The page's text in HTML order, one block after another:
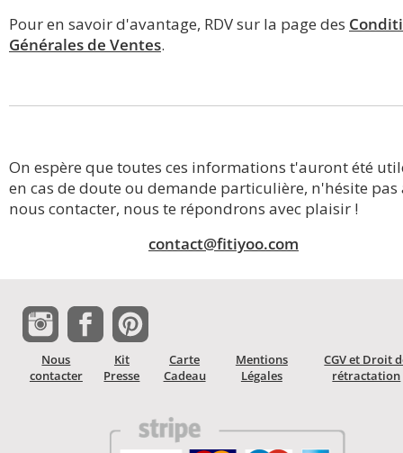
Pour en savoir d'avantage, RDV sur la page des
Générales de Ventes.
On espère que toutes ces informations t'auront été
en cas de doute ou demande particulière, n'hésite pas
nous contacter, nous te répondrons avec plaisir !
contact@fitiyoo.com
Nous
contacter
Kit
Presse
Carte
Cadeau
Mentions
Légales
CGV et Droit
rétractation